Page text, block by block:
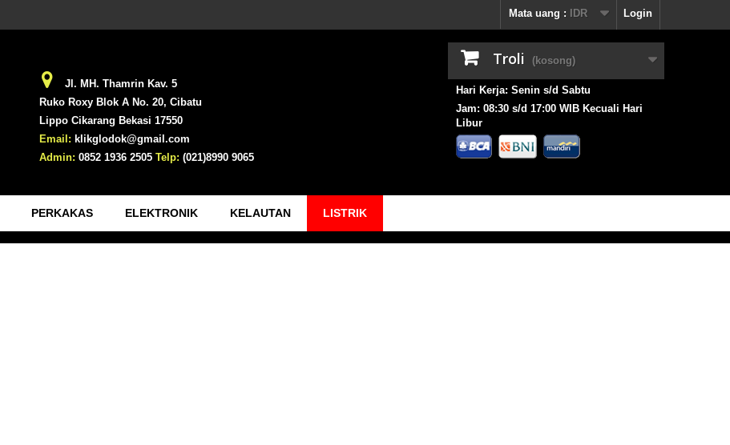
Login
Mata uang : IDR
Jl. MH. Thamrin Kav. 5
Ruko Roxy Blok A No. 20, Cibatu
Lippo Cikarang Bekasi 17550
Email: klikglodok@gmail.com
Admin: 0852 1936 2505 Telp: (021)8990 9065
Troli (kosong)
Hari Kerja: Senin s/d Sabtu
Jam: 08:30 s/d 17:00 WIB Kecuali Hari
Libur
PERKAKAS ELEKTRONIK KELAUTAN LISTRIK